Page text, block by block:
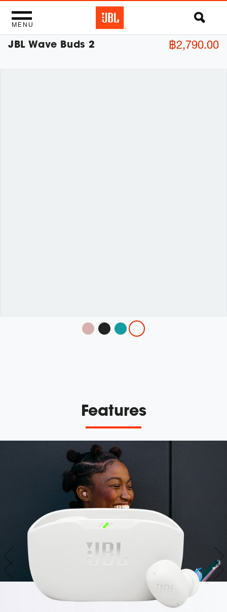
MENU
JBL Wave Buds 2 ฿2,790.00
Features
JBL Pure Bass sound